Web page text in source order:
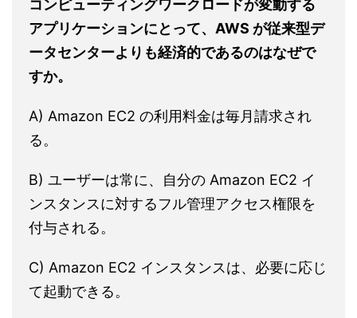
コンピューティングワークロードが変動する
アプリケーションにとって、AWS が従来型デ
ータセンターよりも経済的であるのはなぜで
すか。
A) Amazon EC2 の利用料金は毎月請求され
る。
B) ユーザーは常に、自分の Amazon EC2 イ
ンスタンスに対するフル管理アクセス権限を
付与される。
C) Amazon EC2 インスタンスは、必要に応じ
て起動できる。